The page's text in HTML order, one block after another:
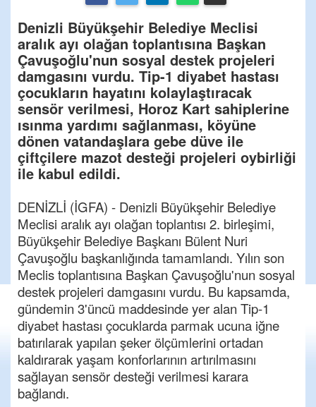
Denizli Büyükşehir Belediye Meclisi
aralık ayı olağan toplantısına Başkan
Çavuşoğlu'nun sosyal destek projeleri
damgasını vurdu. Tip-1 diyabet hastası
çocukların hayatını kolaylaştıracak
sensör verilmesi, Horoz Kart sahiplerine
ısınma yardımı sağlanması, köyüne
dönen vatandaşlara gebe düve ile
çiftçilere mazot desteği projeleri oybirliği
ile kabul edildi.
DENİZLİ (İGFA) - Denizli Büyükşehir Belediye
Meclisi aralık ayı olağan toplantısı 2. birleşimi,
Büyükşehir Belediye Başkanı Bülent Nuri
Çavuşoğlu başkanlığında tamamlandı. Yılın son
Meclis toplantısına Başkan Çavuşoğlu'nun sosyal
destek projeleri damgasını vurdu. Bu kapsamda,
gündemin 3'üncü maddesinde yer alan Tip-1
diyabet hastası çocuklarda parmak ucuna iğne
batırılarak yapılan şeker ölçümlerini ortadan
kaldırarak yaşam konforlarının artırılmasını
sağlayan sensör desteği verilmesi karara
bağlandı.